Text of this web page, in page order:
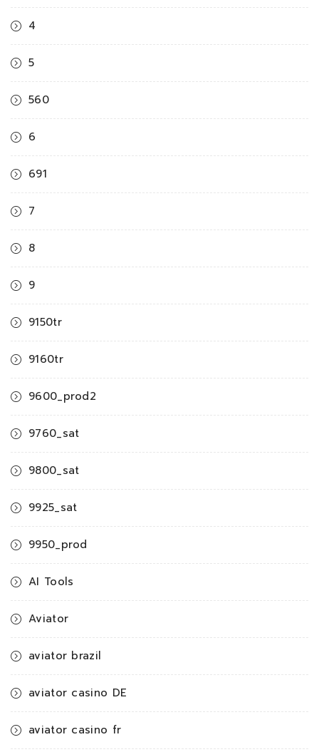
4
5
560
6
691
7
8
9
9150tr
9160tr
9600_prod2
9760_sat
9800_sat
9925_sat
9950_prod
AI Tools
Aviator
aviator brazil
aviator casino DE
aviator casino fr